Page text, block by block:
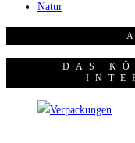
Natur
DAS